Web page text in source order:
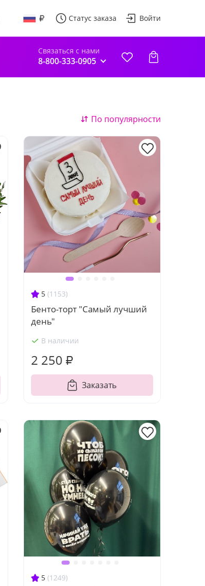
Статус заказа Войти
Связаться с нами
8-800-333-0905
По популярности
5 (1153)
Бенто-торт "Самый лучший
день"
В наличии
2 250 ₽
Заказать
5 (1249)